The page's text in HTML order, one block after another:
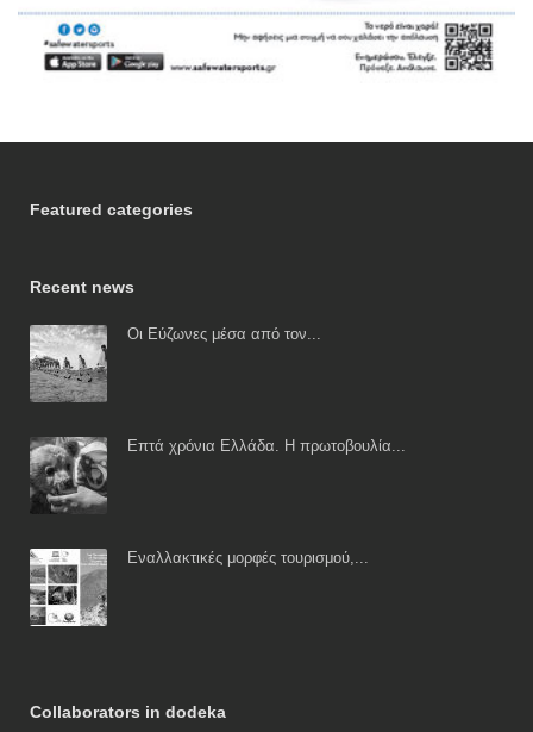
Featured categories
Recent news
Οι Εύζωνες μέσα από τον...
Επτά χρόνια Ελλάδα. Η πρωτοβουλία...
Εναλλακτικές μορφές τουρισμού,...
Collaborators in dodeka